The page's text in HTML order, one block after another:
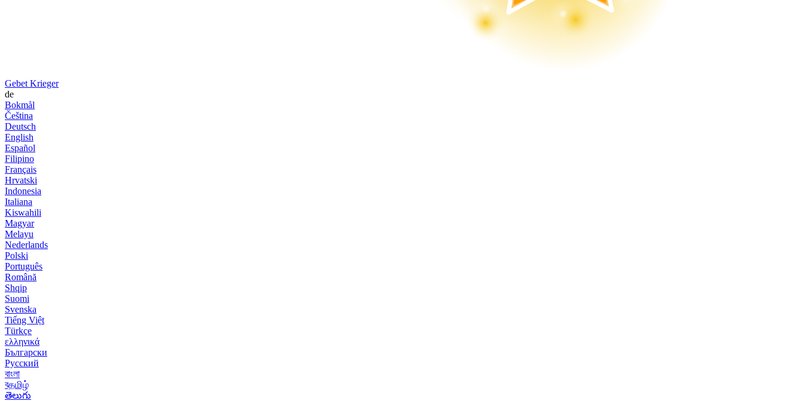
Gebet Krieger
de
Bokmål
Čeština
Deutsch
English
Español
Filipino
Français
Hrvatski
Indonesia
Italiana
Kiswahili
Magyar
Melayu
Nederlands
Polski
Português
Română
Shqip
Suomi
Svenska
Tiếng Việt
Türkçe
ελληνικά
Български
Русский
বাংলা
বதமிழ்
తెలుగు